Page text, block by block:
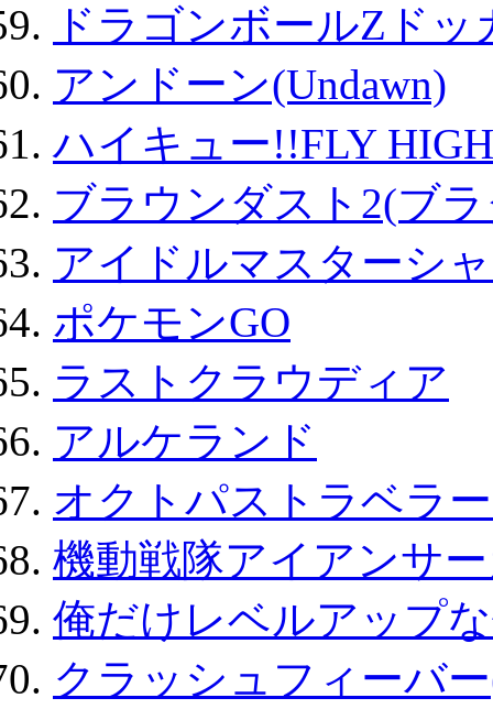
ドラゴンボールZド
アンドーン(Undawn)
ハイキュー!!FLY HIGH
ブラウンダスト2(ブ
アイドルマスターシ
ポケモンGO
ラストクラウディア
アルケランド
オクトパストラベラ
機動戦隊アイアンサ
俺だけレベルアップ
クラッシュフィーバ